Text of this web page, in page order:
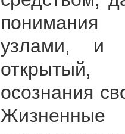
понимания
узлами, и
открытый,
осознания